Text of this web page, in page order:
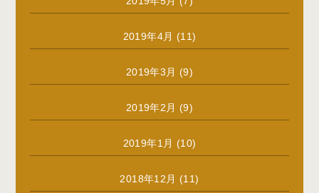
2019年4月 (11)
2019年3月 (9)
2019年2月 (9)
2019年1月 (10)
2018年12月 (11)